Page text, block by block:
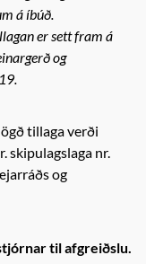
á íbúð.
er sett fram á
og
tillaga verði
skipulagslaga nr.
og
til afgreiðslu.